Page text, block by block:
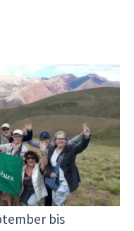
und von
bis